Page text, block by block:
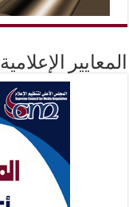
المعايير الإعلامية